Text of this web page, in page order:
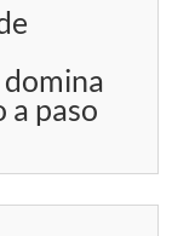
a paso